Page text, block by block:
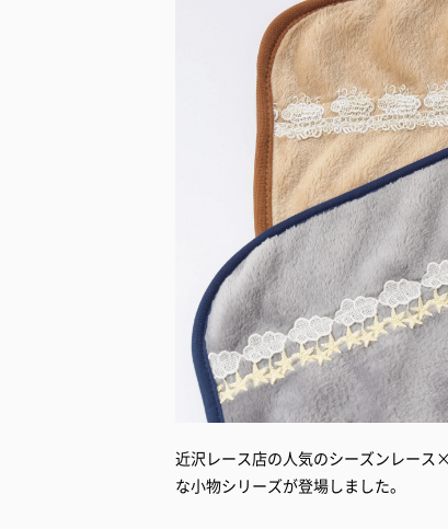
近沢レース店の人気のシーズンレース
な小物シリーズが登場しました。